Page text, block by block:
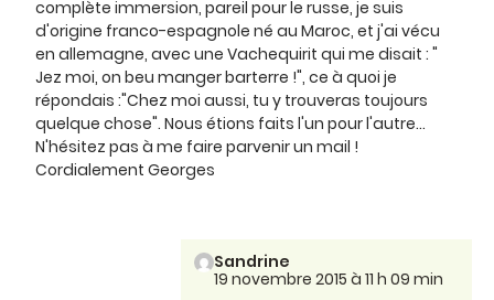
complète immersion, pareil pour le russe, je suis
d'origine franco-espagnole né au Maroc, et j'ai vécu
en allemagne, avec une Vachequirit qui me disait : "
Jez moi, on beu manger barterre !", ce à quoi je
répondais :"Chez moi aussi, tu y trouveras toujours
quelque chose". Nous étions faits l'un pour l'autre...
N'hésitez pas à me faire parvenir un mail !
Cordialement Georges
Sandrine
19 novembre 2015 à 11 h 09 min